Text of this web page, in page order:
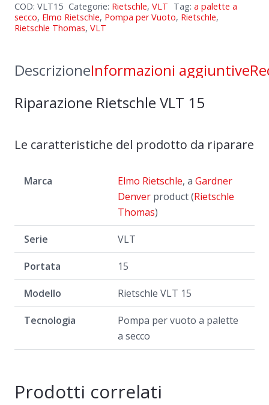
15
quantità
COD: VLT15 Categorie: Rietschle, VLT Tag: a palette a
secco, Elmo Rietschle, Pompa per Vuoto, Rietschle,
Rietschle Thomas, VLT
DescrizioneInformazioni aggiuntive
Riparazione Rietschle VLT 15
Le caratteristiche del prodotto da riparare
Marca Elmo Rietschle, a Gardner
Denver product (Rietschle
Thomas)
Serie VLT
Portata 15
Modello Rietschle VLT 15
Tecnologia
Pompa per vuoto a palette
a secco
Prodotti correlati